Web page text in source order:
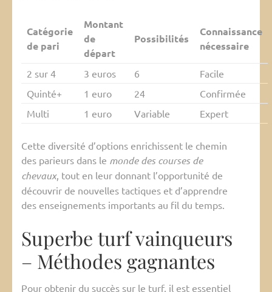
Catégorie
de pari
Montant
de
départ
Possibilités
Connaissance
nécessaire
2 sur 4 3 euros 6
Facile
Quinté+
1 euro 24
Confirmée
Multi
1 euro Variable Expert
Cette diversité d’options enrichissent le chemin
des parieurs dans le monde des courses de
chevaux, tout en leur donnant l’opportunité de
découvrir de nouvelles tactiques et d’apprendre
des enseignements importants au fil du temps.
Superbe turf vainqueurs
– Méthodes gagnantes
Pour obtenir du succès sur le turf, il est essentiel